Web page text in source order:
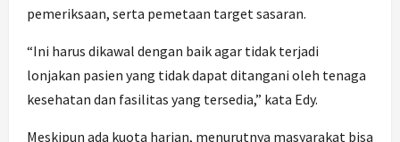
pemeriksaan, serta pemetaan target sasaran.
“Ini harus dikawal dengan baik agar tidak terjadi
lonjakan pasien yang tidak dapat ditangani oleh tenaga
kesehatan dan fasilitas yang tersedia,” kata Edy.
Meskipun ada kuota harian, menurutnya masyarakat bisa